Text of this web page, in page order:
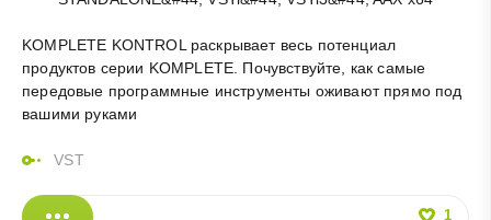
KOMPLETE KONTROL раскрывает весь потенциал
продуктов серии KOMPLETE. Почувствуйте, как самые
передовые программные инструменты оживают прямо под
вашими руками
VST
1